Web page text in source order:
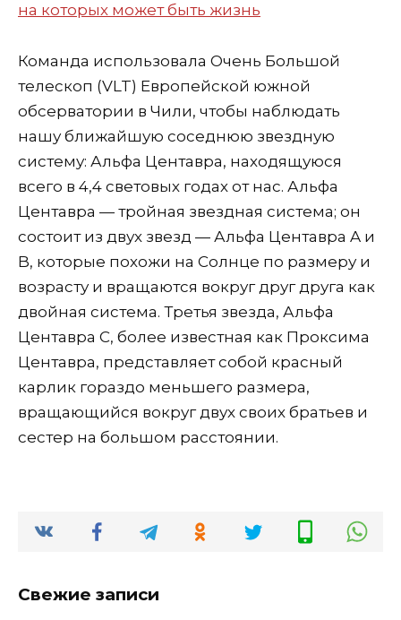
Команда использовала Очень Большой
телескоп (VLT) Европейской южной
обсерватории в Чили, чтобы наблюдать
нашу ближайшую соседнюю звездную
систему: Альфа Центавра, находящуюся
всего в 4,4 световых годах от нас. Альфа
Центавра — тройная звездная система; он
состоит из двух звезд — Альфа Центавра A и
B, которые похожи на Солнце по размеру и
возрасту и вращаются вокруг друг друга как
двойная система. Третья звезда, Альфа
Центавра C, более известная как Проксима
Центавра, представляет собой красный
карлик гораздо меньшего размера,
вращающийся вокруг двух своих братьев и
сестер на большом расстоянии.
Свежие записи